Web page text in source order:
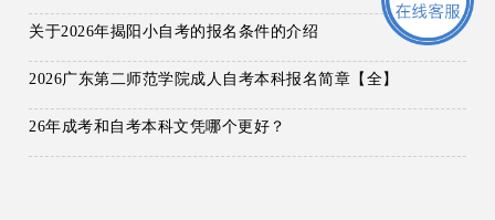
关于2026年揭阳小自考的报名条件的介绍
2026广东第二师范学院成人自考本科报名简章【全】
26年成考和自考本科文凭哪个更好？